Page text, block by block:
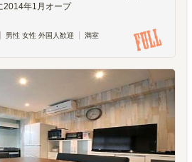
2014年1月オープ
男性 女性 外国人歓迎 満室